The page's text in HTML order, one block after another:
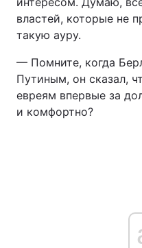
властей, которые не
такую ауру.
— Помните, когда
Путиным, он сказал,
евреям впервые за
и комфортно?